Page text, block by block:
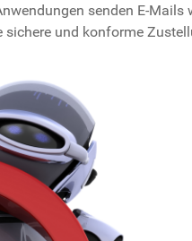
senden E-
sichere und konforme